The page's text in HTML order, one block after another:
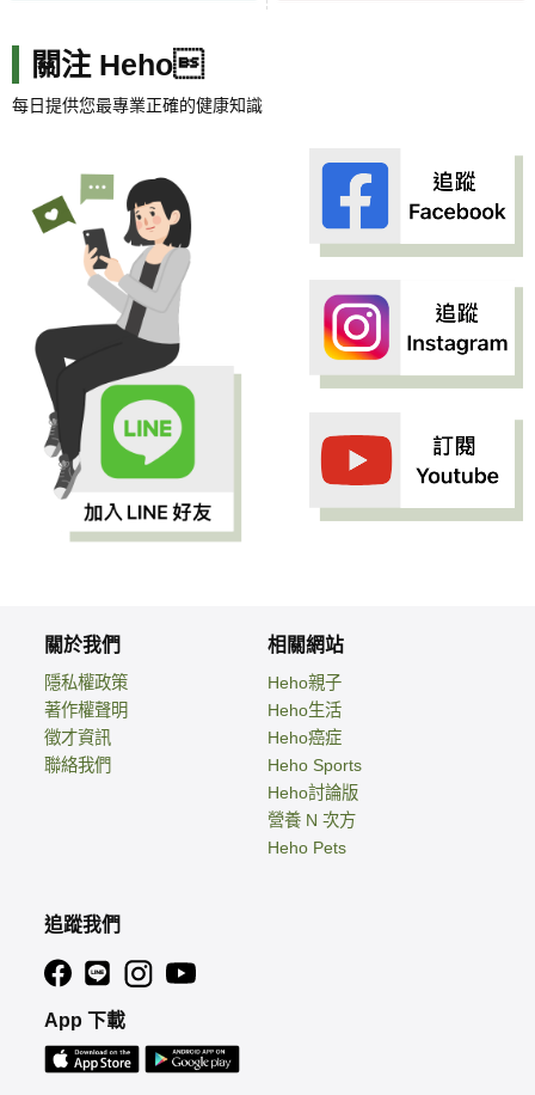
關注 Heho
每日提供您最專業正確的健康知識
關於我們
隱私權政策
著作權聲明
徵才資訊
聯絡我們
相關網站
Heho親子
Heho生活
Heho癌症
Heho Sports
Heho討論版
營養 N 次方
Heho Pets
追蹤我們
App 下載